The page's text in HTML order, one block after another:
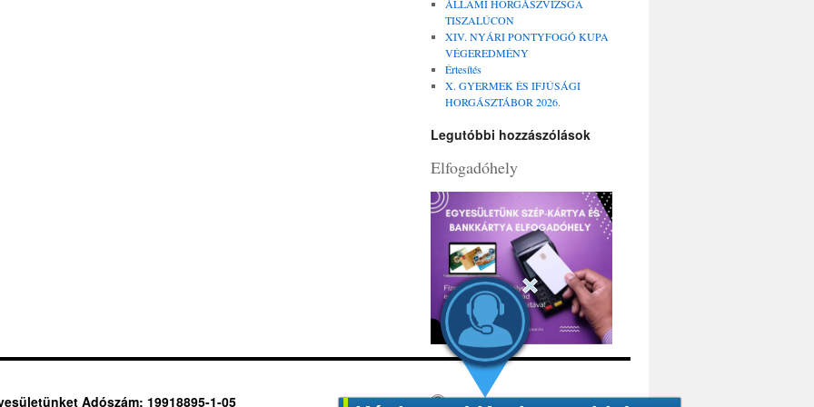
ÁLLAMI HORGÁSZVIZSGA
TISZALÚCON
XIV. NYÁRI PONTYFOGÓ KUPA
VÉGEREDMÉNY
Értesítés
X. GYERMEK ÉS IFJÚSÁGI
HORGÁSZTÁBOR 2026.
Legutóbbi hozzászólások
Elfogadóhely
Adószám: 19918895-1-05 Köszönjük WordPress!